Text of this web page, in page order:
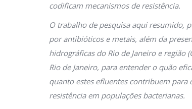
codificam mecanismos de resistência.
O trabalho de pesquisa aqui resumido,
por antibióticos e metais, além da
hidrográficas do Rio de Janeiro e região
Rio de Janeiro, para entender o quão
quanto estes efluentes contribuem para
resistência em populações bacterianas.